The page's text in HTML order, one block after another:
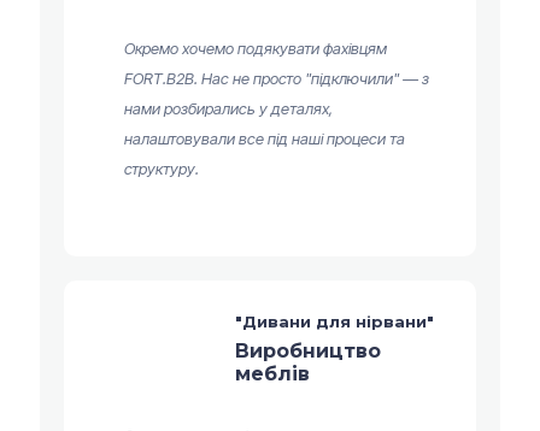
Окремо хочемо подякувати фахівцям
FORT.B2B. Нас не просто "підключили" — з
нами розбирались у деталях,
налаштовували все під наші процеси та
структуру.
"Дивани для нірвани"
Виробництво
меблів